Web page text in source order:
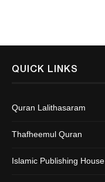
QUICK LINKS
Quran Lalithasaram
Thafheemul Quran
Islamic Publishing House